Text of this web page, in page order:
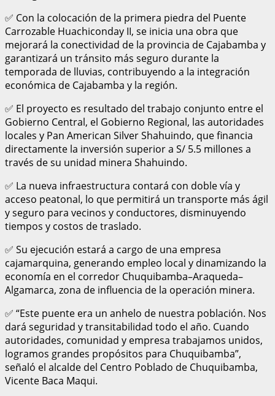
✅ Con la colocación de la primera piedra del Puente
Carrozable Huachiconday II, se inicia una obra que
mejorará la conectividad de la provincia de Cajabamba y
garantizará un tránsito más seguro durante la
temporada de lluvias, contribuyendo a la integración
económica de Cajabamba y la región.
✅ El proyecto es resultado del trabajo conjunto entre el
Gobierno Central, el Gobierno Regional, las autoridades
locales y Pan American Silver Shahuindo, que financia
directamente la inversión superior a S/ 5.5 millones a
través de su unidad minera Shahuindo.
✅ La nueva infraestructura contará con doble vía y
acceso peatonal, lo que permitirá un transporte más ágil
y seguro para vecinos y conductores, disminuyendo
tiempos y costos de traslado.
✅ Su ejecución estará a cargo de una empresa
cajamarquina, generando empleo local y dinamizando la
economía en el corredor Chuquibamba–Araqueda–
Algamarca, zona de influencia de la operación minera.
✅ “Este puente era un anhelo de nuestra población. Nos
dará seguridad y transitabilidad todo el año. Cuando
autoridades, comunidad y empresa trabajamos unidos,
logramos grandes propósitos para Chuquibamba”,
señaló el alcalde del Centro Poblado de Chuquibamba,
Vicente Baca Maqui.